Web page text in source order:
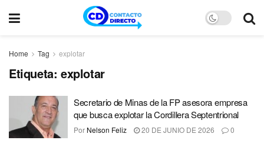
Home Tag explotar
Etiqueta: explotar
Secretario de Minas de la FP asesora empresa
que busca explotar la Cordillera Septentrional
Por Nelson Feliz 20 DE JUNIO DE 2026 0